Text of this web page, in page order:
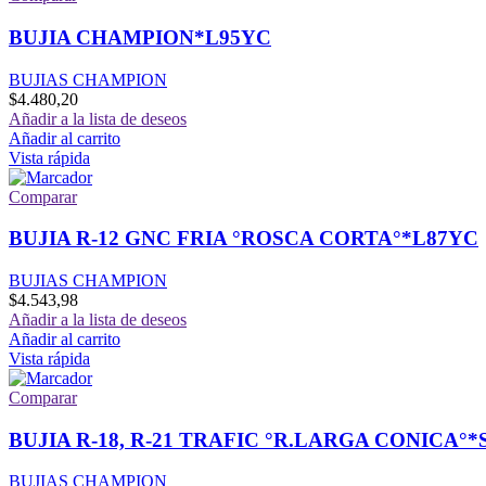
BUJIA CHAMPION*L95YC
BUJIAS CHAMPION
$4.480,20
Añadir a la lista de deseos
Añadir al carrito
Vista rápida
Comparar
BUJIA R-12 GNC FRIA °ROSCA CORTA°*L87YC
BUJIAS CHAMPION
$4.543,98
Añadir a la lista de deseos
Añadir al carrito
Vista rápida
Comparar
BUJIA R-18, R-21 TRAFIC °R.LARGA
BUJIAS CHAMPION